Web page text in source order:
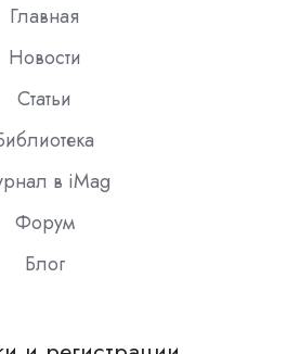
Главная
Новости
Статьи
в iMag
Форум
Блог